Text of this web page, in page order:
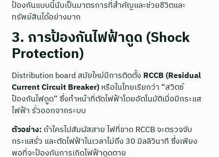
ป้องกันแบบนี้นับเป็นมาตรการที่สำคัญและช่วยชีวิตและ
ทรัพย์สินได้อย่างมาก
3. การป้องกันไฟฟ้าดูด (Shock
Protection)
Distribution board สมัยใหม่มีการติดตั้ง RCCB (Residual
Current Circuit Breaker)หรือในไทยเรียกว่า “สวิตช์
ป้องกันไฟดูด” ซึ่งทำหน้าที่ตัดไฟฟ้าโดยอัตโนมัติเมื่อมีกระแส
ไฟฟ้า รั่วออกจากระบบ
ตัวอย่าง: ถ้าใครไปสัมผัสสาย ไฟที่ขาด RCCB จะตรวจจับ
กระแสรั่ว และตัดไฟฟ้าในเวลาไม่ถึง 30 มิลลิวินาที ซึ่งเพียง
พอที่จะป้องกันการเกิดไฟฟ้าดูดตาย